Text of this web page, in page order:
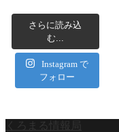
さらに読み込
む...
Instagram で
フォロー
くろまる情報局